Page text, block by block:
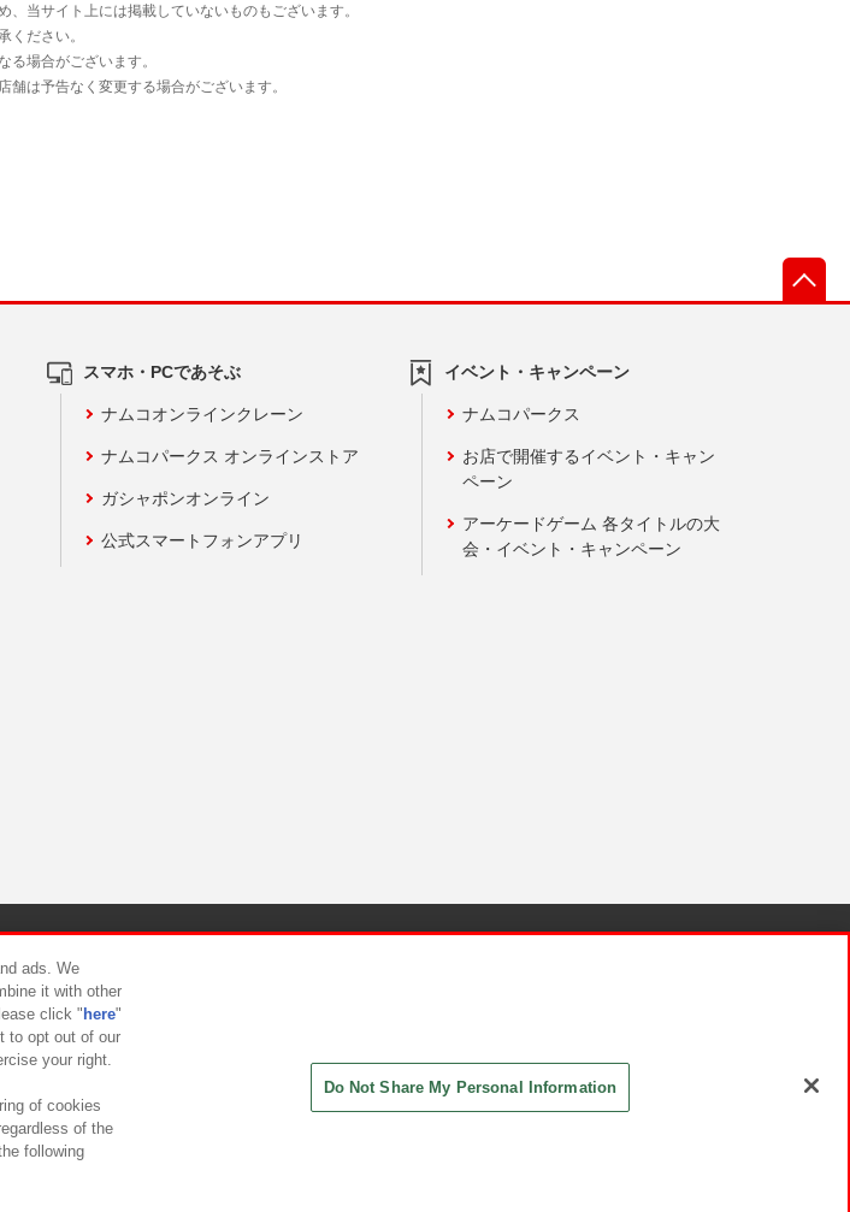
スマホ・PCであそぶ
ナムコオンラインクレーン
ナムコパークス オンラインストア
ガシャポンオンライン
公式スマートフォンアプリ
イベント・キャンペーン
ナムコパークス
お店で開催するイベント・キャン
ペーン
アーケードゲーム 各タイトルの大
会・イベント・キャンペーン
メント対応方針
ads. We
it with other
click " here"
to opt out of our
your right.
of cookies
of the
following
Do Not Share My Personal Information